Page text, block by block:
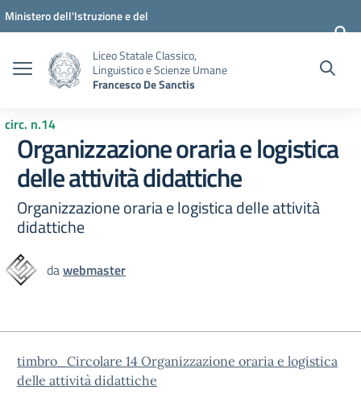
Vai ai contenuti
Vai al menu di navigazione
Vai al footer
Ministero dell'Istruzione e del
Liceo Statale Classico,
Linguistico e Scienze Umane
Francesco De Sanctis
circ. n.14
Organizzazione oraria e logistica
delle attività didattiche
Organizzazione oraria e logistica delle attività
didattiche
dawebmaster
timbro_Circolare 14 Organizzazione oraria e logistica
delle attività didattiche